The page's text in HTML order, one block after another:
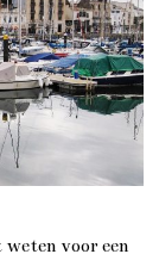
weten voor een